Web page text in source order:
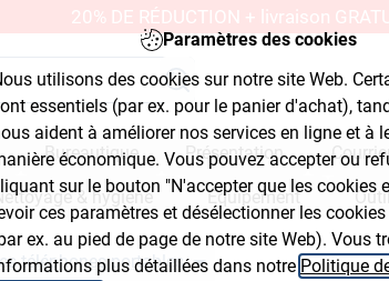
Paramètres des cookies
utilisons des cookies sur notre site Web.
essentiels (par ex. pour le panier d'achat),
aident à améliorer nos services en ligne et à
économique. Vous pouvez accepter ou
sur le bouton "N'accepter que les cookies
ces paramètres et désélectionner les
ex. au pied de page de notre site Web). Vous
plus détaillées dans notre Politique
20% DE RÉDUCTION + livraison
Bureautique Présentation Courrier
& hygiène Équipement
Button 2
téléphones portables Breadcrumb Flyout